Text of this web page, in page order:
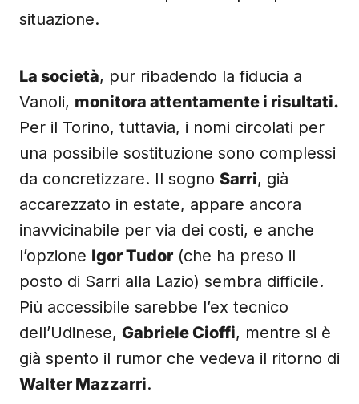
situazione.
La società, pur ribadendo la fiducia a
Vanoli, monitora attentamente i risultati.
Per il Torino, tuttavia, i nomi circolati per
una possibile sostituzione sono complessi
da concretizzare. Il sogno Sarri, già
accarezzato in estate, appare ancora
inavvicinabile per via dei costi, e anche
l’opzione Igor Tudor (che ha preso il
posto di Sarri alla Lazio) sembra difficile.
Più accessibile sarebbe l’ex tecnico
dell’Udinese, Gabriele Cioffi, mentre si è
già spento il rumor che vedeva il ritorno di
Walter Mazzarri.